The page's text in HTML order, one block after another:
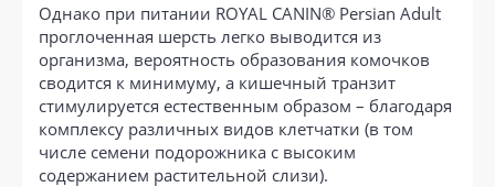
Однако при питании ROYAL CANIN® Persian Adult
проглоченная шерсть легко выводится из
организма, вероятность образования комочков
сводится к минимуму, а кишечный транзит
стимулируется естественным образом – благодаря
комплексу различных видов клетчатки (в том
числе семени подорожника с высоким
содержанием растительной слизи).